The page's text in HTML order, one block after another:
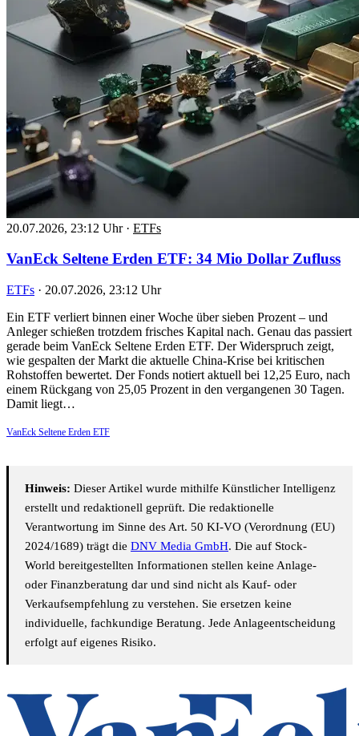
20.07.2026, 23:12 Uhr · ETFs
VanEck Seltene Erden ETF: 34 Mio Dollar Zufluss
ETFs · 20.07.2026, 23:12 Uhr
Ein ETF verliert binnen einer Woche über sieben Prozent – und
Anleger schießen trotzdem frisches Kapital nach. Genau das passiert
gerade beim VanEck Seltene Erden ETF. Der Widerspruch zeigt,
wie gespalten der Markt die aktuelle China-Krise bei kritischen
Rohstoffen bewertet. Der Fonds notiert aktuell bei 12,25 Euro, nach
einem Rückgang von 25,05 Prozent in den vergangenen 30 Tagen.
Damit liegt…
VanEck Seltene Erden ETF
Hinweis: Dieser Artikel wurde mithilfe Künstlicher Intelligenz
erstellt und redaktionell geprüft. Die redaktionelle
Verantwortung im Sinne des Art. 50 KI-VO (Verordnung (EU)
2024/1689) trägt die DNV Media GmbH. Die auf Stock-
World bereitgestellten Informationen stellen keine Anlage-
oder Finanzberatung dar und sind nicht als Kauf- oder
Verkaufsempfehlung zu verstehen. Sie ersetzen keine
individuelle, fachkundige Beratung. Jede Anlageentscheidung
erfolgt auf eigenes Risiko.